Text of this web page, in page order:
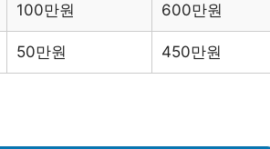
100만원 600만원
50만원 450만원